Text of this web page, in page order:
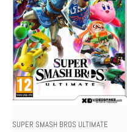
SUPER SMASH BROS ULTIMATE